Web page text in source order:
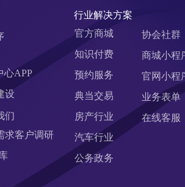
心APP
设
们
行业解决方案
官方商城
知识付费
预约服务
典当交易
房产行业
汽车行业
公务政务
协会社群
商城小程
官网小程
业务表单
在线客服
求客户调研